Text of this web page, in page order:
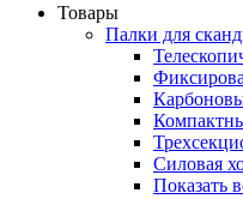
Товары
Палки для
Силовая
Показать